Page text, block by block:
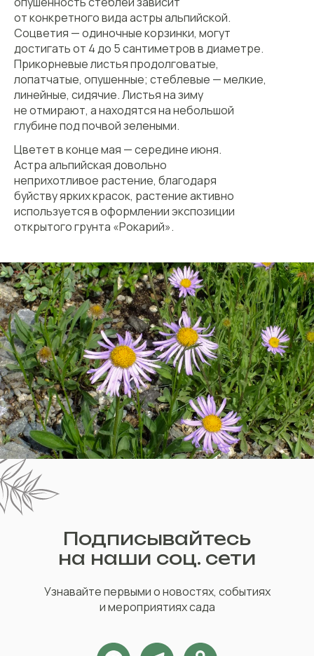
от конкретного вида астры альпийской.
Соцветия — одиночные корзинки, могут
достигать от 4 до 5 сантиметров в диаметре.
Прикорневые листья продолговатые,
лопатчатые, опушенные; стеблевые — мелкие,
линейные, сидячие. Листья на зиму
не отмирают, а находятся на небольшой
глубине под почвой зелеными.
Цветет в конце мая — середине июня.
Астра альпийская довольно
неприхотливое растение, благодаря
буйству ярких красок, растение активно
используется в оформлении экспозиции
открытого грунта «Рокарий».
Подписывайтесь
на наши соц. сети
Узнавайте первыми о новостях, событиях
и мероприятиях сада